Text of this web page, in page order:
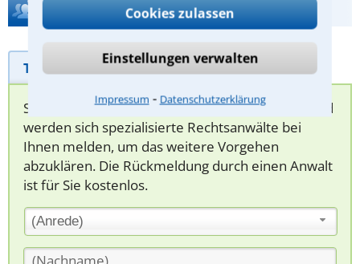
Cookies zulassen
Einstellungen verwalten
Impressum ⁃ Datenschutzerklärung
Hilfe bei Ihrer Anwaltsuche?
Telefonhilfe Beratungsanfrage
Sie können hier Ihren Fall schildern. Anschließend
werden sich spezialisierte Rechtsanwälte bei
Ihnen melden, um das weitere Vorgehen
abzuklären. Die Rückmeldung durch einen Anwalt
ist für Sie kostenlos.
(Anrede)